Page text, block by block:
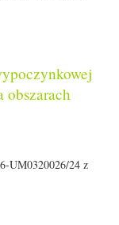
obszarach
UM0320026/24 z